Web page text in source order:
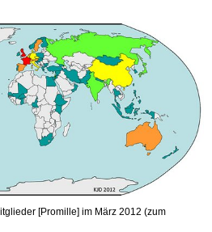
[Promille] im März 2012 (zum